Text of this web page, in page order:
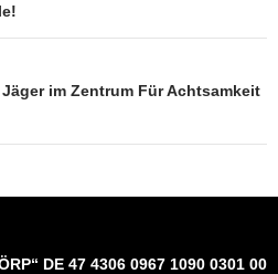
im Zentrum Für Achtsamkeit
DE 47 4306 0967 1090 0301 00